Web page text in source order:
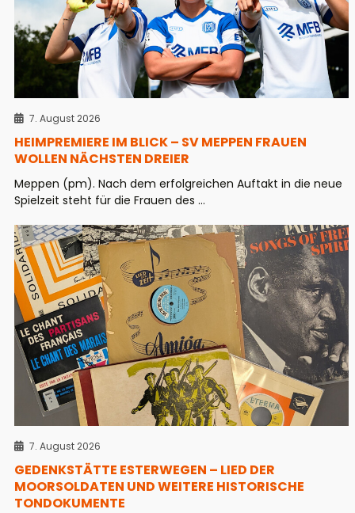
7. August 2026
HEIMPREMIERE IM BLICK – SV MEPPEN FRAUEN
WOLLEN NÄCHSTEN DREIER
Meppen (pm). Nach dem erfolgreichen Auftakt in die neue
Spielzeit steht für die Frauen des ...
7. August 2026
GEDENKSTÄTTE ESTERWEGEN – LIED DER
MOORSOLDATEN UND WEITERE HISTORISCHE
TONDOKUMENTE